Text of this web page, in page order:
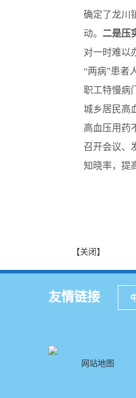
确定了龙川
动。 二是压
对一时难以
“两病”患者
职工特慢病
城乡居民高
高血压用药
召开会议、
知晓率，提
（
【关闭】
友情链接
网站地图